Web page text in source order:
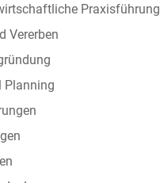
Praxisführung
Vererben
Planning